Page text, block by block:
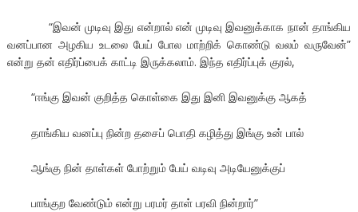
“இவன் முடிவு இது என்றால் என் முடிவு இவனுக்காக நான் தாங்கிய
வனப்பான அழகிய உடலை பேய் போல மாற்றிக் கொண்டு வலம் வருவேன்”
என்று தன் எதிர்ப்பைக் காட்டி இருக்கலாம். இந்த எதிர்ப்புக் குரல்,
“ஈங்கு இவன் குறித்த கொள்கை இது இனி இவனுக்கு ஆகத்
தாங்கிய வனப்பு நின்ற தசைப் பொதி கழித்து இங்கு உன் பால்
ஆங்கு நின் தாள்கள் போற்றும் பேய் வடிவு அடியேனுக்குப்
பாங்குற வேண்டும் என்று பரமர் தாள் பரவி நின்றார்”